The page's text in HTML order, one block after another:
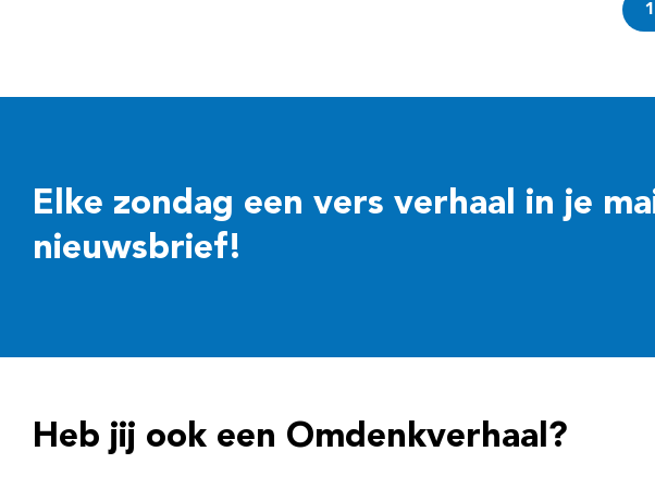
1
Elke zondag een vers verhaal in je
nieuwsbrief!
Heb jij ook een Omdenkverhaal?